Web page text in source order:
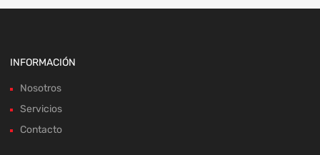
INFORMACIÓN
Nosotros
Servicios
Contacto